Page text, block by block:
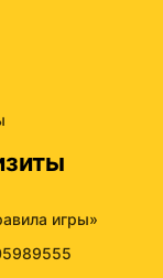
игры»